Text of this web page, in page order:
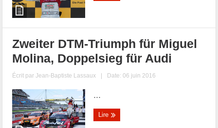
Zweiter DTM-Triumph für Miguel
Molina, Doppelsieg für Audi
Écrit parJean-Baptiste Lassaux | Date: 06 juin 2016
...
Lire